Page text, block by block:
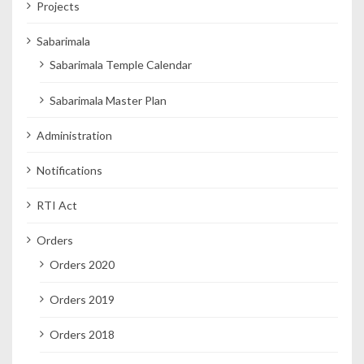
Projects
Sabarimala
Sabarimala Temple Calendar
Sabarimala Master Plan
Administration
Notifications
RTI Act
Orders
Orders 2020
Orders 2019
Orders 2018